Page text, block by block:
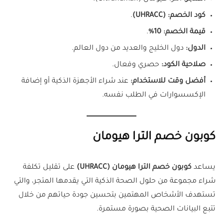
كود الخصم: (UHRACC)
.
قيمة الخصم: 10%
.
الدول: دول الخليج والعديد من دول العالم.
صلاحية الكود: حصري وفعال.
أفضل وقت للاستخدام: عند شراء الأجهزة الذكية أو إضافة
الإكسسوارات في الطلب نفسه.
كوبون خصم الترا هيومان
يساعد كوبون خصم الترا هيومان (UHRACC)
على تقليل تكلفة
شراء مجموعة من حلول الصحة الذكية التي يقدمها المتجر، والتي
تستهدف الأشخاص المهتمين بتحسين جودة حياتهم من خلال
تتبع البيانات الصحية بصورة مستمرة.